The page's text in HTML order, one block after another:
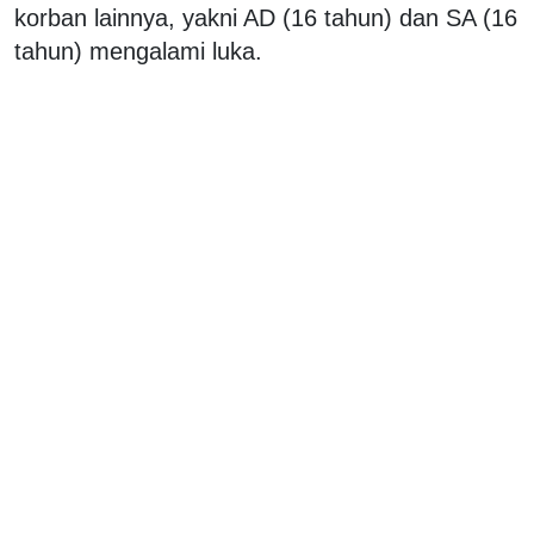
korban lainnya, yakni AD (16 tahun) dan SA (16
tahun) mengalami luka.